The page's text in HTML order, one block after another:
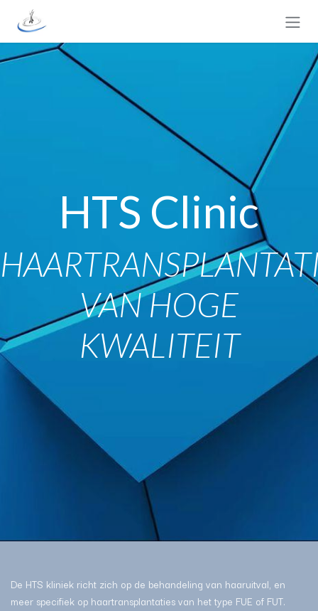
Overslaan naar inhoud
HTS Clinic
VAN HOGE
KWALITEIT​
De HTS kliniek richt zich op de behandeling van haaruitval, en
meer specifiek op haartransplantaties van het type FUE of FUT.